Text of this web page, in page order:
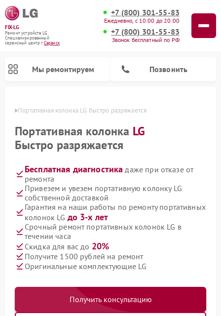
FIX-LG
Ремонт устройств LG
Специализированный
cервисный центр г.Саранск
+7 (800) 301-55-83
Ежедневно, с 10:00 до 20:00
+7 (800) 301-55-83
Звонок бесплатный по РФ
Мы ремонтируем Позвонить
Портативная колонка LG быстро разряжается
Портативная колонка LG
Быстро разряжается
Бесплатная диагностика даже при отказе от
ремонта
Привезем и увезем портативную колонку LG
собственной доставкой
Гарантия на наши работы по ремонту портативных
колонок LG до 3-х лет
Срочный ремонт портативных колонок LG в
течении часа
Скидка для вас до 20%
Получите 1500 рублей на ремонт
Оригинальные комплектующие LG
Получить консультацию